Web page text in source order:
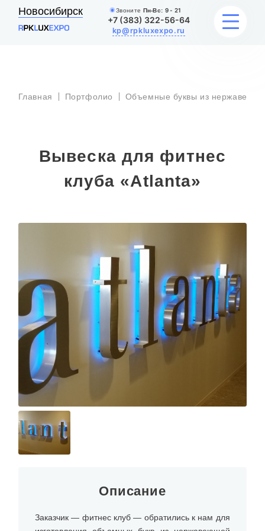
Новосибирск Звоните Пн-Вс: 9 - 21
+7 (383) 322-56-64
kp@rpkluxexpo.ru
УСЛУГИ
АКЦИИ
Главная Портфолио Объемные буквы из
Вывеска для фитнес
клуба «Аtlanta»
Описание
Заказчик — фитнес клуб — обратились к нам для